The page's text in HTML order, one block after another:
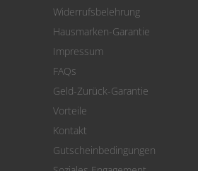
Cookie Einstellungen
Widerrufsbelehrung
Hausmarken-Garantie
Impressum
FAQs
Geld-Zurück-Garantie
Vorteile
Kontakt
Gutscheinbedingungen